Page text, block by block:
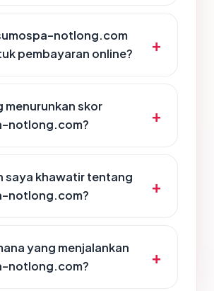
notlong.com
pembayaran online?
menurunkan skor
notlong.com?
saya khawatir tentang
notlong.com?
yang menjalankan
notlong.com?